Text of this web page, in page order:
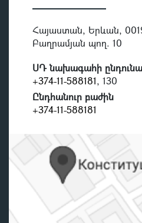
Հայաստան, Երևան,
Բաղրամյան պող. 10
ՍԴ նախագահի
+374-11-588181, 130
Ընդհանուր բաժին
+374-11-588181